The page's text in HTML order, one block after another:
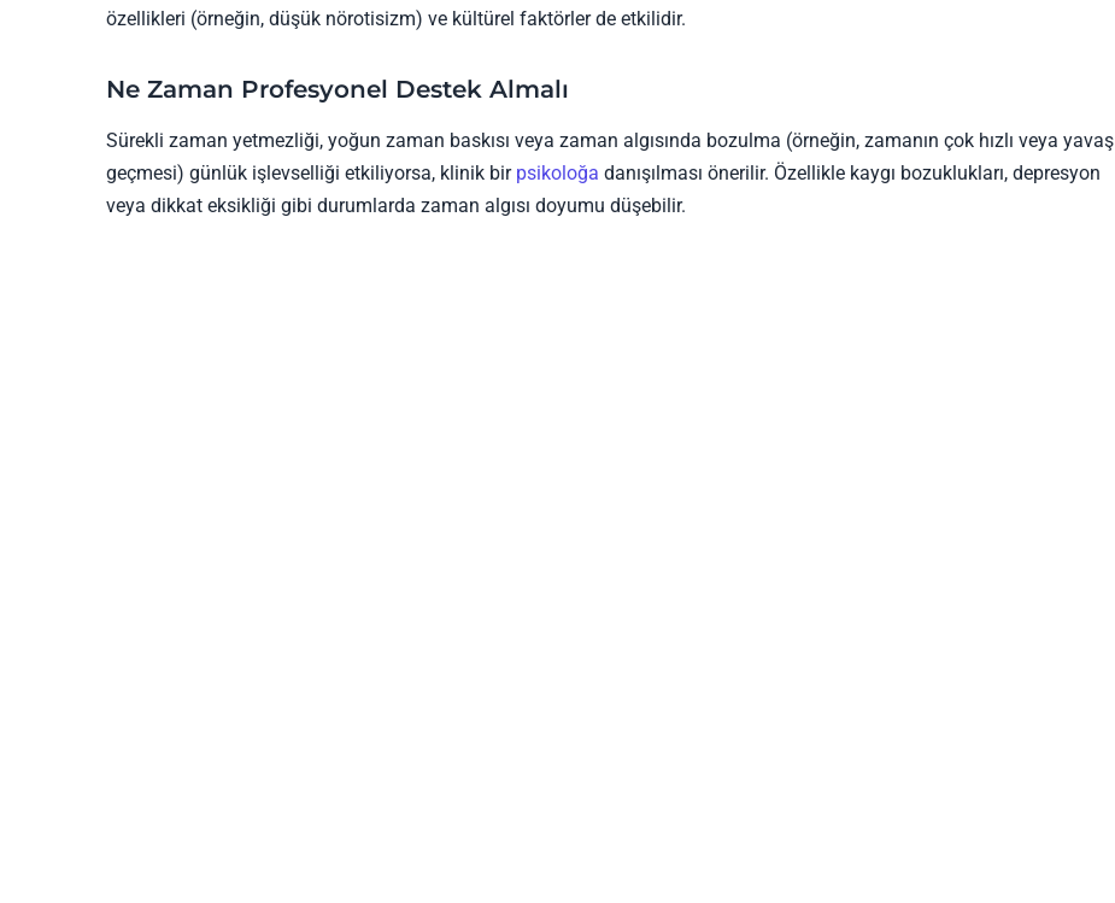
özellikleri (örneğin, düşük nörotisizm) ve kültürel faktörler de etkilidir.
Ne Zaman Profesyonel Destek Almalı
Sürekli zaman yetmezliği, yoğun zaman baskısı veya zaman algısında bozulma (örneğin, zamanın çok hızlı veya yavaş
geçmesi) günlük işlevselliği etkiliyorsa, klinik bir psikoloğa danışılması önerilir. Özellikle kaygı bozuklukları, depresyon
veya dikkat eksikliği gibi durumlarda zaman algısı doyumu düşebilir.